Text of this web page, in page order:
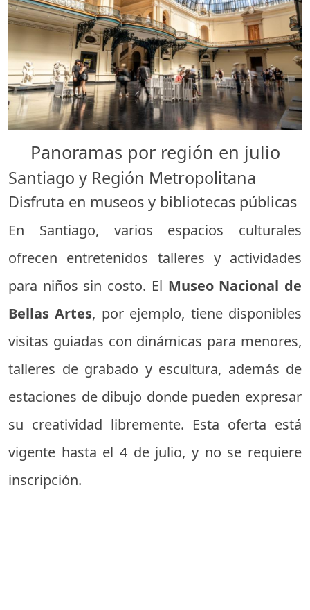
Panoramas por región en julio
Santiago y Región Metropolitana
Disfruta en museos y bibliotecas públicas
En Santiago, varios espacios culturales
ofrecen entretenidos talleres y actividades
para niños sin costo. El Museo Nacional de
Bellas Artes, por ejemplo, tiene disponibles
visitas guiadas con dinámicas para menores,
talleres de grabado y escultura, además de
estaciones de dibujo donde pueden expresar
su creatividad libremente. Esta oferta está
vigente hasta el 4 de julio, y no se requiere
inscripción.